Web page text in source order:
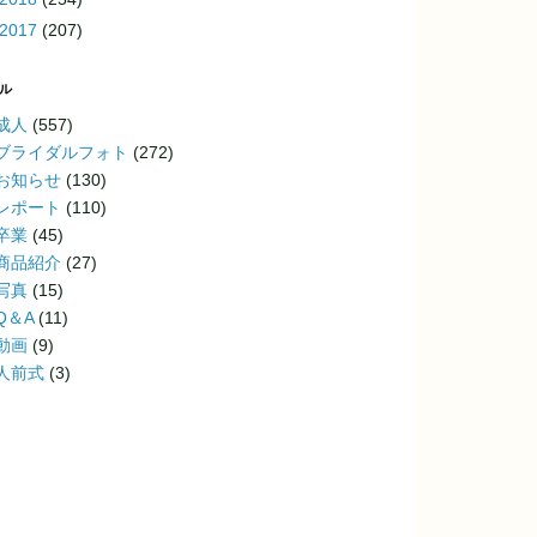
2017 (207)
人 (557)
ライダルフォト (272)
知らせ (130)
ポート (110)
業 (45)
品紹介 (27)
真 (15)
＆A(11)
画 (9)
前式 (3)